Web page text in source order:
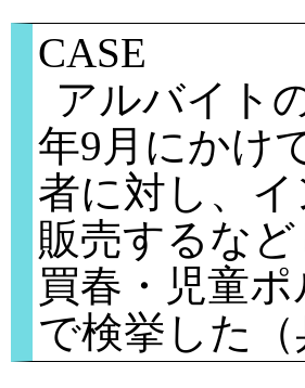
CASE
アルバイト
年9月にかけ
者に対し、
販売するな
買春・児童
で検挙した（